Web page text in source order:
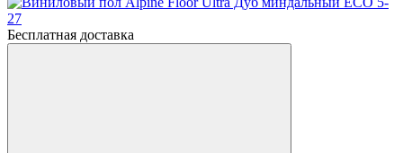
Бесплатная доставка